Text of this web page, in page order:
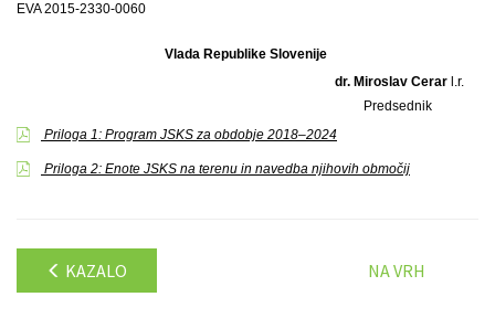
EVA 2015-2330-0060
Vlada Republike Slovenije
dr. Miroslav Cerar l.r.
Predsednik
Priloga 1: Program JSKS za obdobje 2018–2024
Priloga 2: Enote JSKS na terenu in navedba njihovih območij
KAZALO NA VRH